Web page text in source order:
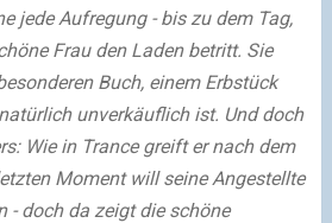
jede Aufregung - bis zu dem Tag,
Frau den Laden betritt. Sie
Buch, einem Erbstück
unverkäuflich ist. Und doch
Wie in Trance greift er nach dem
Moment will seine Angestellte
- doch da zeigt die schöne